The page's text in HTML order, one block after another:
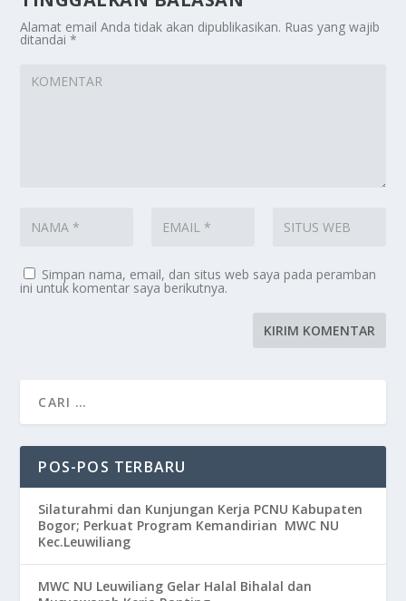
Alamat email Anda tidak akan dipublikasikan. Ruas yang wajib
ditandai*
Simpan nama, email, dan situs web saya pada peramban
ini untuk komentar saya berikutnya.
POS-POS TERBARU
Silaturahmi dan Kunjungan Kerja PCNU Kabupaten
Bogor; Perkuat Program Kemandirian MWC NU
Kec.Leuwiliang
MWC NU Leuwiliang Gelar Halal Bihalal dan